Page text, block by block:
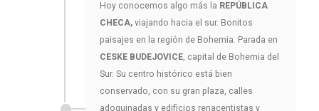
Hoy conocemos algo más la REPÚBLICA
CHECA, viajando hacia el sur. Bonitos
paisajes en la región de Bohemia. Parada en
CESKE BUDEJOVICE, capital de Bohemia del
Sur. Su centro histórico está bien
conservado, con su gran plaza, calles
adoquinadas y edificios renacentistas y